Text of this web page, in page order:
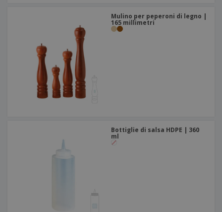
Mulino per peperoni di legno |
165 millimetri
Bottiglie di salsa HDPE | 360
ml